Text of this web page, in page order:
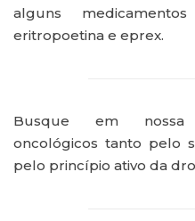
alguns
eritropoetina e eprex.
Busque em
oncológicos tanto pelo
pelo princípio ativo da